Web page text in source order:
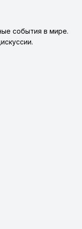
события в мире.